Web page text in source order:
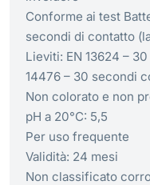
Conforme ai test
secondi di contatto
Lieviti: EN 13624 –
14476 – 30 secondi
Non colorato e non
pH a 20°C: 5,5
Per uso frequente
Validità: 24 mesi
Non classificato